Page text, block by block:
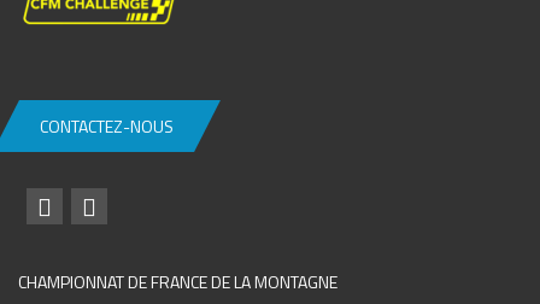
CONTACTEZ-NOUS
CHAMPIONNAT DE FRANCE DE LA MONTAGNE